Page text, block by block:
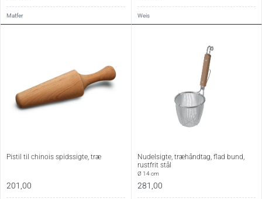
Matfer Weis
Pistil til chinois spidssigte, træ
201,00
Nudelsigte, træhåndtag, flad bund,
rustfrit stål
Ø 14 cm
281,00